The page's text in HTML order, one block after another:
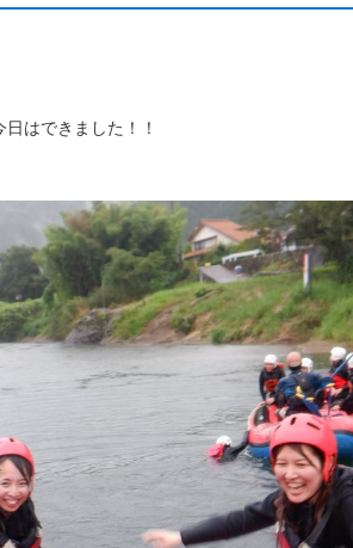
はできました！！